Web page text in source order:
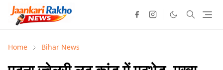
Home Bihar News